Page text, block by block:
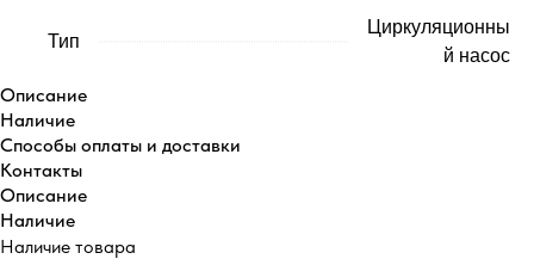
Тип
Циркуляционны
й насос
Описание
Наличие
Способы оплаты и доставки
Контакты
Описание
Наличие
Наличие товара